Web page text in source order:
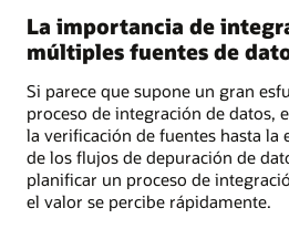
La importancia de
múltiples fuentes de
Si parece que supone un gran
proceso de integración de datos,
la verificación de fuentes hasta la
de los flujos de depuración de
planificar un proceso de
el valor se percibe rápidamente.